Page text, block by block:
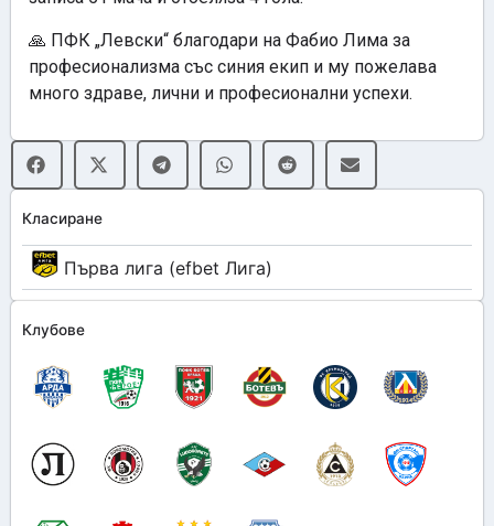
Класиране
Първа лига (efbet Лига)
Клубове
🙏 ПФК „Левски“ благодари на Фабио Лима за
професионализма със синия екип и му пожелава
много здраве, лични и професионални успехи.